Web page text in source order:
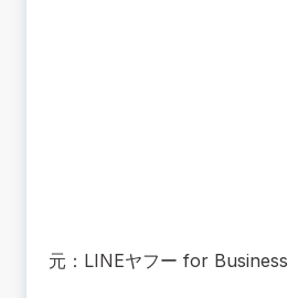
画像
元：LINEヤフー for Business